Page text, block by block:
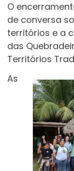
O
de conversa
territórios e a
das
Territórios
As